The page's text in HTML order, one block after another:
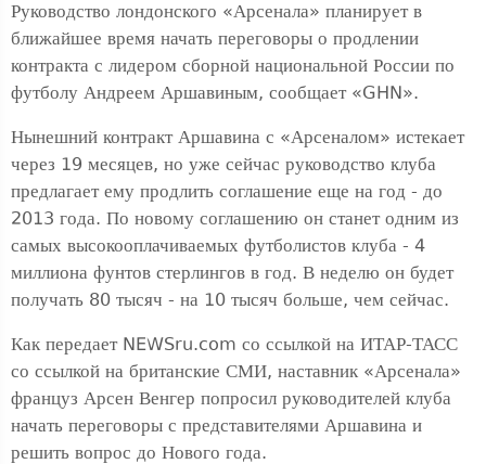
Руководство лондонского «Арсенала» планирует в
ближайшее время начать переговоры о продлении
контракта с лидером сборной национальной России по
футболу Андреем Аршавиным, сообщает «GHN».
Нынешний контракт Аршавина с «Арсеналом» истекает
через 19 месяцев, но уже сейчас руководство клуба
предлагает ему продлить соглашение еще на год - до
2013 года. По новому соглашению он станет одним из
самых высокооплачиваемых футболистов клуба - 4
миллиона фунтов стерлингов в год. В неделю он будет
получать 80 тысяч - на 10 тысяч больше, чем сейчас.
Как передает NEWSru.com со ссылкой на ИТАР-ТАСС
со ссылкой на британские СМИ, наставник «Арсенала»
француз Арсен Венгер попросил руководителей клуба
начать переговоры с представителями Аршавина и
решить вопрос до Нового года.